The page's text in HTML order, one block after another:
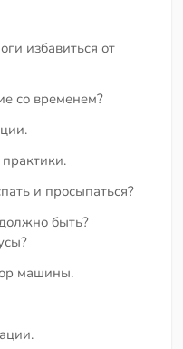
избавиться от
со временем?
и просыпаться?
быть?
машины.